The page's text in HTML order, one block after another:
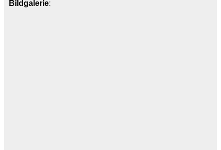
Bildgalerie: